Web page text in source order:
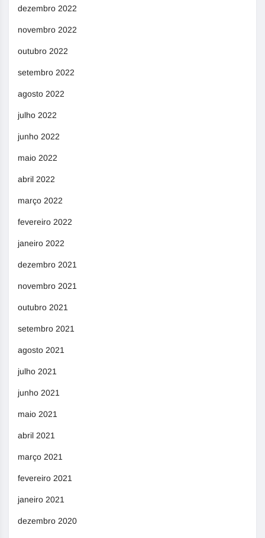
dezembro 2022
novembro 2022
outubro 2022
setembro 2022
agosto 2022
julho 2022
junho 2022
maio 2022
abril 2022
março 2022
fevereiro 2022
janeiro 2022
dezembro 2021
novembro 2021
outubro 2021
setembro 2021
agosto 2021
julho 2021
junho 2021
maio 2021
abril 2021
março 2021
fevereiro 2021
janeiro 2021
dezembro 2020